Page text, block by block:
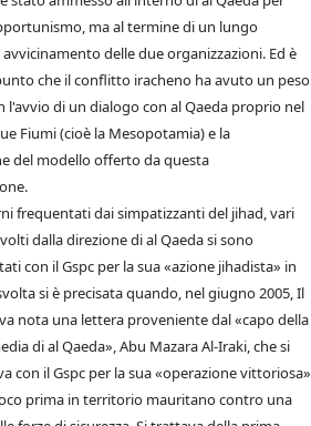
ma al termine di un lungo
delle due organizzazioni. Ed è
che il conflitto iracheno ha avuto un peso
l'avvio di un dialogo con al Qaeda proprio nel
Fiumi (cioè la Mesopotamia) e la
del modello offerto da questa
frequentati dai simpatizzanti del jihad, vari
dalla direzione di al Qaeda si sono
con il Gspc per la sua «azione jihadista» in
si è precisata quando, nel giugno 2005, Il
nota una lettera proveniente dal «capo della
di al Qaeda», Abu Mazara Al-Iraki, che si
con il Gspc per la sua «operazione vittoriosa»
prima in territorio mauritano contro una